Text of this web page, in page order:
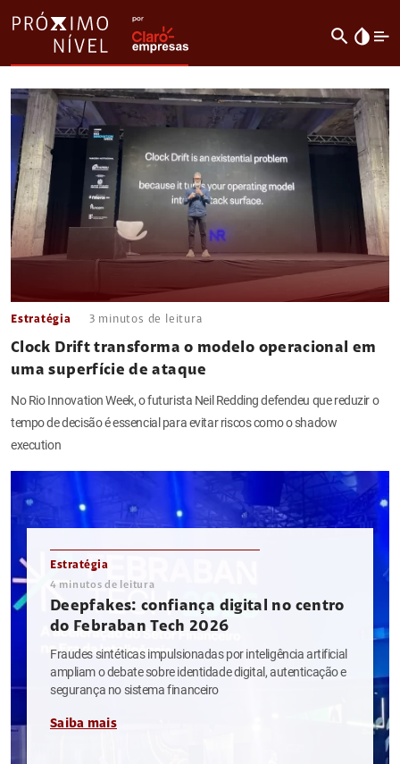
search invert_colors
Estratégia 3 minutos de leitura
Clock Drift transforma o modelo operacional em
uma superfície de ataque
No Rio Innovation Week, o futurista Neil Redding defendeu que reduzir o
tempo de decisão é essencial para evitar riscos como o shadow
execution
Estratégia
4 minutos de leitura
Deepfakes: confiança digital no centro
do Febraban Tech 2026
Fraudes sintéticas impulsionadas por inteligência artificial
ampliam o debate sobre identidade digital, autenticação e
segurança no sistema financeiro
Saiba mais